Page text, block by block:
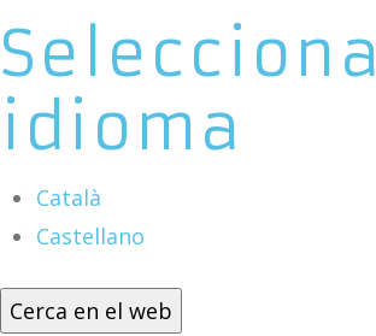
Selecciona
idioma
Català
Castellano
Cerca en el web